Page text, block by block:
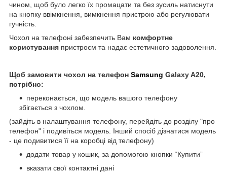
чином, щоб було легко їх промацати та без зусиль натиснути
на кнопку ввімкнення, вимкнення пристрою або регулювати
гучність.
Чохол на телефоні забезпечить Вам комфортне
користування пристроєм та надає естетичного задоволення.
Щоб замовити чохол на телефон Samsung Galaxy A20,
потрібно:
переконається, що модель вашого телефону
збігається з чохлом.
(зайдіть в налаштування телефону, перейдіть до розділу "про
телефон" і подивіться модель. Інший спосіб дізнатися модель
- це подивитися її на коробці від телефону)
додати товар у кошик, за допомогою кнопки “Купити”
вказати свої контактні дані